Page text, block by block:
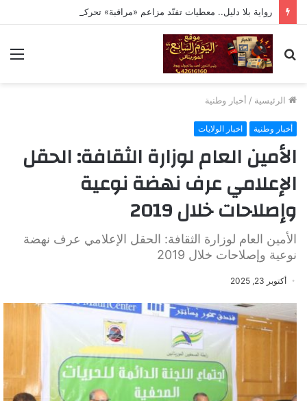
رواية بلا دليل.. معطيات تفنّد مزاعم «مراقبة» تحركات ولد حدمين
بحث
عن
الرئيسية / أخبار وطنية
أخبار وطنية اخبار الولايات
الأمين العام لوزارة الثقافة: الحقل
الإعلامي عرف نهضة نوعية
وإصلاحات خلال 2019
الأمين العام لوزارة الثقافة: الحقل الإعلامي عرف نهضة
نوعية وإصلاحات خلال 2019
أكتوبر 23, 2025